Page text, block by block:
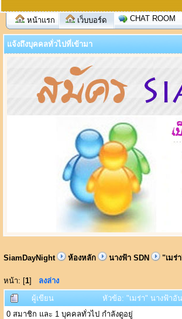
หน้าแรก เว็บบอร์ด CHAT ROOM
แจ้งถึงบุคคลทั่วไปที่เข้ามา
SiamDayNight ห้องหลัก นางฟ้า SDN "เมร่
หน้า: [1] ลงล่าง
ผู้เขียน
หัวข้อ: "เมร่า" นางฟ้า
0 สมาชิก และ 1 บุคคลทั่วไป กำลังดูอยู่